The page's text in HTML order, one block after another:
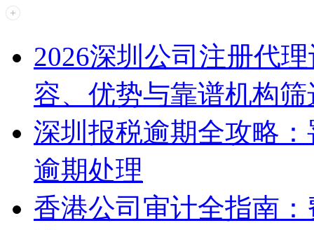
2026深圳公司注册代
容、优势与靠谱机构筛
深圳报税逾期全攻略
逾期处理
香港公司审计全指南